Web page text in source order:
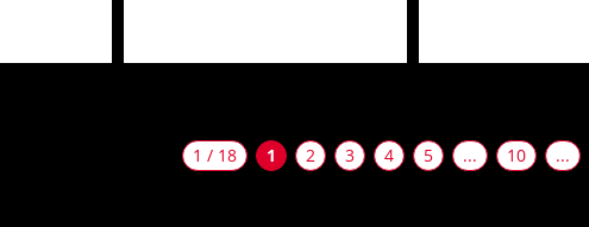
1 / 18 1 2 3 4 5 ... 10 ...